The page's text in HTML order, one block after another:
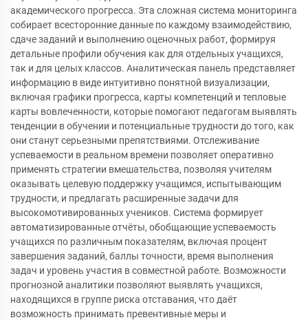
академического прогресса. Эта сложная система мониторинга
собирает всесторонние данные по каждому взаимодействию,
сдаче заданий и выполнению оценочных работ, формируя
детальные профили обучения как для отдельных учащихся,
так и для целых классов. Аналитическая панель представляет
информацию в виде интуитивно понятной визуализации,
включая графики прогресса, карты компетенций и тепловые
карты вовлеченности, которые помогают педагогам выявлять
тенденции в обучении и потенциальные трудности до того, как
они станут серьезными препятствиями. Отслеживание
успеваемости в реальном времени позволяет оперативно
применять стратегии вмешательства, позволяя учителям
оказывать целевую поддержку учащимся, испытывающим
трудности, и предлагать расширенные задачи для
высокомотивированных учеников. Система формирует
автоматизированные отчёты, обобщающие успеваемость
учащихся по различным показателям, включая процент
завершения заданий, баллы точности, время выполнения
задач и уровень участия в совместной работе. Возможности
прогнозной аналитики позволяют выявлять учащихся,
находящихся в группе риска отставания, что даёт
возможность принимать превентивные меры и